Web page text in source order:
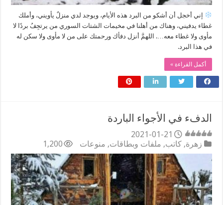
‏إني أخجل أن أشكو من البرد هذه الأيام، ويوجد لدي منزلٌ يأويني، وأملك
غطاء يدفيني، وهناك من أهلنا في مخيمات الشتات السوري من يرتجِفُ بردًا لا
مأوى ولا غطاء معه…. اللهمَّ أنزل دفأك ورحمتك على من لا مأوى ولا سكن له
في هذا البرد.
أكمل القراءة »
الدفء في الأجواء الباردة
2021-01-21
زهرة, كاتب, ملفات وبطاقات, منوعات 1,200